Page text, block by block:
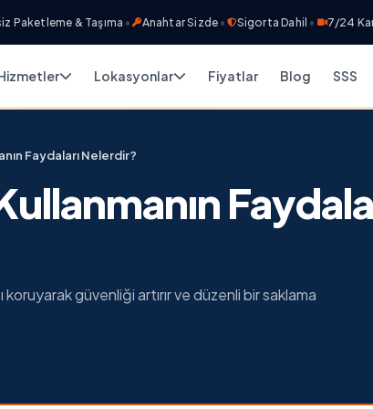
& Taşıma• Anahtar Sizde • Sigorta Dahil • 7/24 Kamera
Lokasyonlar Fiyatlar Blog SSS
Faydaları Nelerdir?
koruyarak güvenliği artırır ve düzenli bir saklama